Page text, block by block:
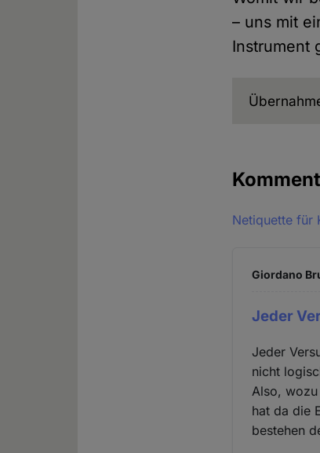
– uns mit
Instrument
Netiquette für
Giordano
Jeder
Jeder
nicht
Also,
hat da die
bestehen